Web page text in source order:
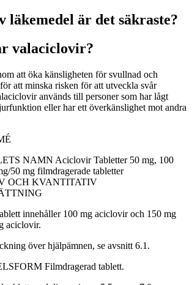
läkemedel är det säkraste?
valaciclovir?
att öka känsligheten för svullnad och
att minska risken för att utveckla svår
används till personer som har lågt
eller har ett överkänslighet mot andra
NAMN Aciclovir Tabletter 50 mg, 100
50 mg filmdragerade tabletter
OCH KVANTITATIV
innehåller 100 mg aciclovir och 150 mg
aciclovir.
över hjälpämnen, se avsnitt 6.1.
Filmdragerad tablett.